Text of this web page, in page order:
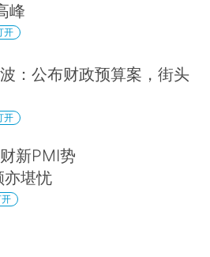
峰
开
：公布财政预算案，街头
开
新PMI势
亦堪忧